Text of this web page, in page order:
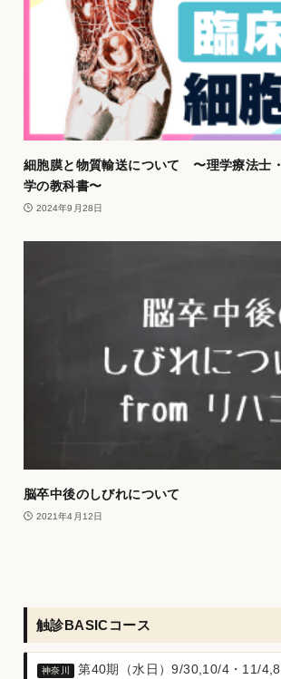
細胞膜と物質輸送について 〜理学療法士
学の教科書〜
2024年9月28日
脳卒中後のしびれについて
2021年4月12日
触診BASICコース
神奈川 第40期（水日）9/30,10/4・11/